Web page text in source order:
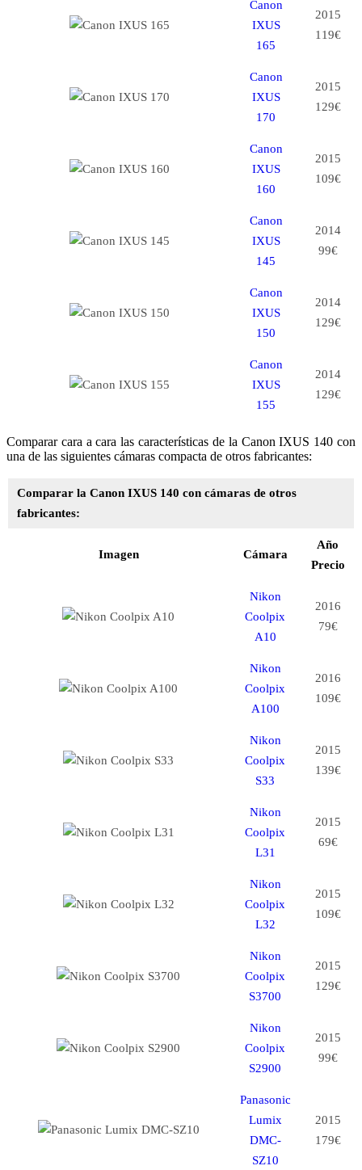
Canon
IXUS
165
2015
119€
Canon
IXUS
170
2015
129€
Canon
IXUS
160
2015
109€
Canon
IXUS
145
2014
99€
Canon
IXUS
150
2014
129€
Canon
IXUS
155
2014
129€
Comparar cara a cara las características de la Canon IXUS 140 con
una de las siguientes cámaras compacta de otros fabricantes:
Comparar la Canon IXUS 140 con cámaras de otros
fabricantes:
Imagen Cámara
Año
Precio
Nikon
Coolpix
A10
2016
79€
Nikon
Coolpix
A100
2016
109€
Nikon
Coolpix
S33
2015
139€
Nikon
Coolpix
L31
2015
69€
Nikon
Coolpix
L32
2015
109€
Nikon
Coolpix
S3700
2015
129€
Nikon
Coolpix
S2900
2015
99€
Panasonic
Lumix
DMC-
SZ10
2015
179€